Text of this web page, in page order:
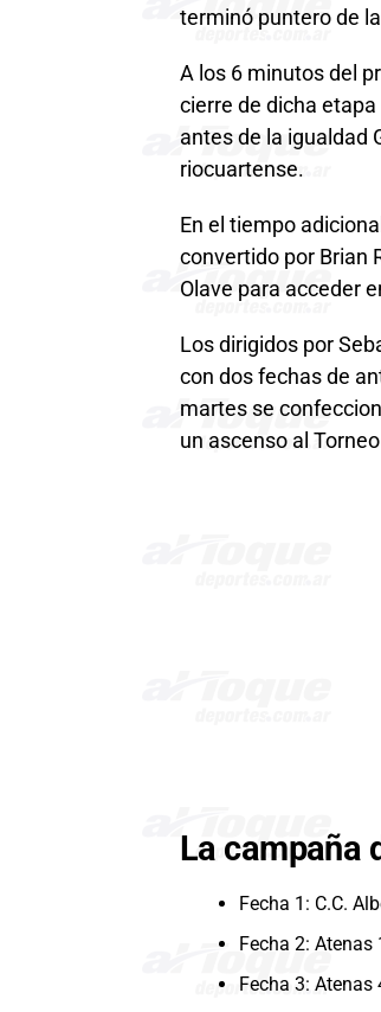
terminó puntero de
A los 6 minutos del
cierre de dicha
antes de la igualdad
riocuartense.
En el tiempo
convertido por Brian
Olave para acceder
Los dirigidos por
con dos fechas de
martes se
un ascenso al
La campaña
Fecha 1: C.C.
Fecha 2: Atenas
Fecha 3: